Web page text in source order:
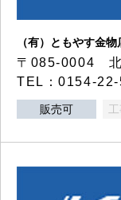
（有）ともやす金物
〒085-0004 北
TEL：0154-
販売可